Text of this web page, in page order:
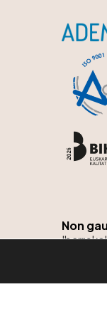
Non
48015